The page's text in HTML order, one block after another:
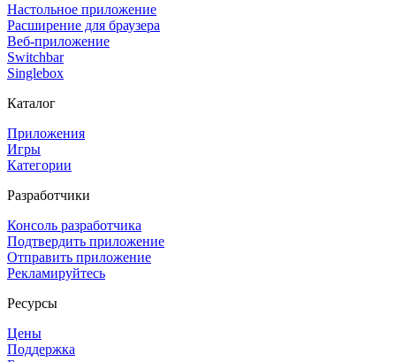
Настольное приложение
Расширение для браузера
Веб-приложение
Switchbar
Singlebox
Каталог
Приложения
Игры
Категории
Разработчики
Консоль разработчика
Подтвердить приложение
Отправить приложение
Рекламируйтесь
Ресурсы
Цены
Поддержка